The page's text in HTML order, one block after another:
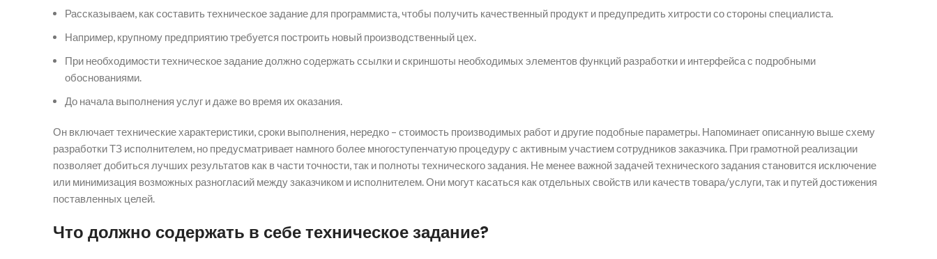
Рассказываем, как составить техническое задание для программиста, чтобы получить качественный продукт и предупредить хитрости со стороны специалиста.
Например, крупному предприятию требуется построить новый производственный цех.
При необходимости техническое задание должно содержать ссылки и скриншоты необходимых элементов функций разработки и интерфейса с подробными
обоснованиями.
До начала выполнения услуг и даже во время их оказания.
Он включает технические характеристики, сроки выполнения, нередко – стоимость производимых работ и другие подобные параметры. Напоминает описанную выше схему
разработки ТЗ исполнителем, но предусматривает намного более многоступенчатую процедуру с активным участием сотрудников заказчика. При грамотной реализации
позволяет добиться лучших результатов как в части точности, так и полноты технического задания. Не менее важной задачей технического задания становится исключение
или минимизация возможных разногласий между заказчиком и исполнителем. Они могут касаться как отдельных свойств или качеств товара/услуги, так и путей достижения
поставленных целей.
Что должно содержать в себе техническое задание?